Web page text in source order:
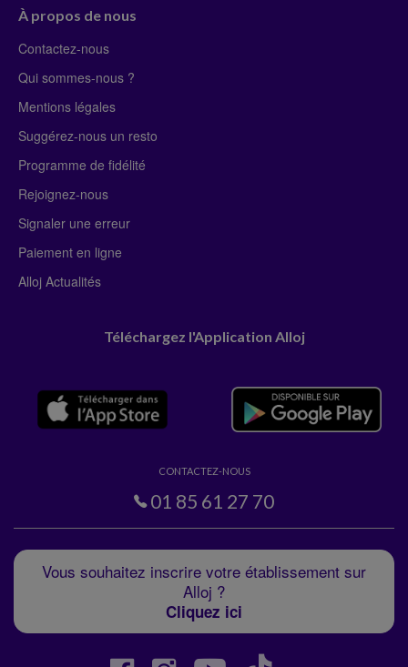
À propos de nous
Contactez-nous
Qui sommes-nous ?
Mentions légales
Suggérez-nous un resto
Programme de fidélité
Rejoignez-nous
Signaler une erreur
Paiement en ligne
Alloj Actualités
Téléchargez l'Application Alloj
CONTACTEZ-NOUS
01 85 61 27 70
Vous souhaitez inscrire votre établissement sur
Alloj ?
Cliquez ici